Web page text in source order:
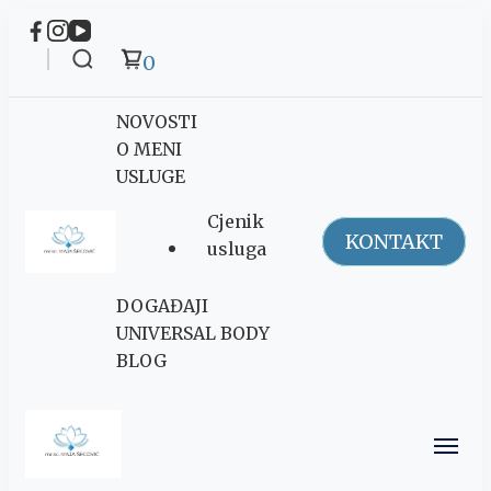
0
Maja Šegović
Ananda
NOVOSTI
O MENI
USLUGE
Cjenik
usluga
DOGAĐAJI
UNIVERSAL BODY
BLOG
KONTAKT